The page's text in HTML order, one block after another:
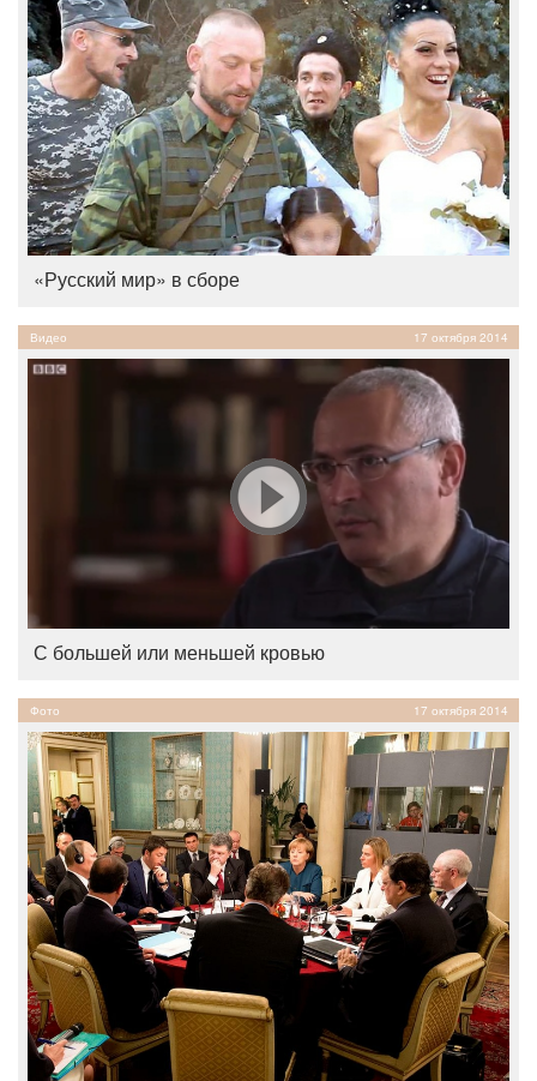
«Русский мир» в сборе
Видео 17 октября 2014
С большей или меньшей кровью
Фото 17 октября 2014